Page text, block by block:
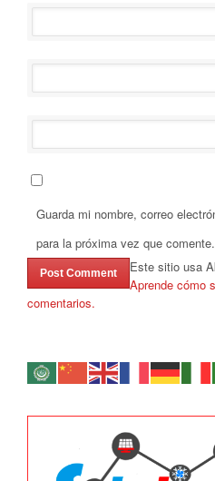
Guarda mi nombre, correo
para la próxima vez que comente.
Este sitio usa
Aprende cómo
comentarios.